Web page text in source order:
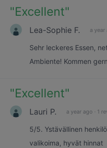
"Excellent"
Lea-Sophie F. a year
Sehr leckeres Essen,
Ambiente! Kommen
"Excellent"
Lauri P. a year ago · 1
5/5. Ystävällinen
valikoima, hyvät hinnat